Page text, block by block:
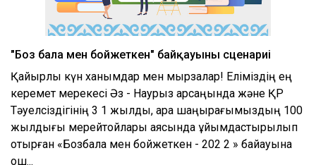
"Боз бала мен бойжеткен" байқауының сценариі
Қайырлы күн ханымдар мен мырзалар! Еліміздің ең
керемет мерекесі Әз - Наурыз қарсаңында және ҚР
Тәуелсіздігінің 3 1 жылдық, қара шаңырағымыздың 100
жылдығы мерейтойлары аясында ұйымдастырылып
отырған «Бозбала мен бойжеткен - 202 2 » байқауына
қош...